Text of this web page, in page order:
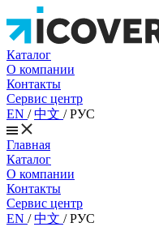
Каталог
О компании
Контакты
Сервис центр
EN /中文 /РУС
Главная
Каталог
О компании
Контакты
Сервис центр
EN /中文 /РУС